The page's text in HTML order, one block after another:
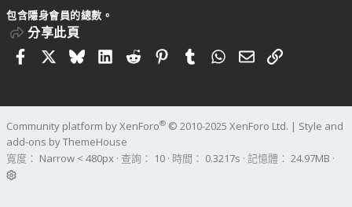
包含隱身會員的總數。
分享此頁
FacebookBlueskyLinkedIn
RedditPinterestTumblrWhatsApp
電子郵件
連結
Community platform by XenForo® © 2010-2025 XenForo Ltd. | Style and
add-ons by ThemeHouse
寬度
查詢 10 時間 0.3217s 記憶體 24.97MB